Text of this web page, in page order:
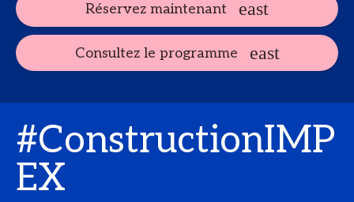
Réservez maintenant
Consultez le programme
#ConstructionIMP
EX